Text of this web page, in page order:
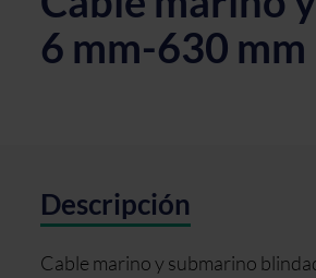
6 mm-630 mm
Descripción
Cable marino y submarino